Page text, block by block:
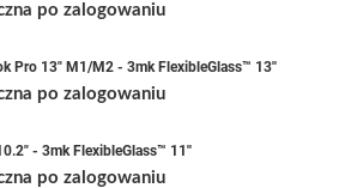
po zalogowaniu
Pro 13" M1/M2 - 3mk FlexibleGlass™ 13''
po zalogowaniu
- 3mk FlexibleGlass™ 11''
po zalogowaniu